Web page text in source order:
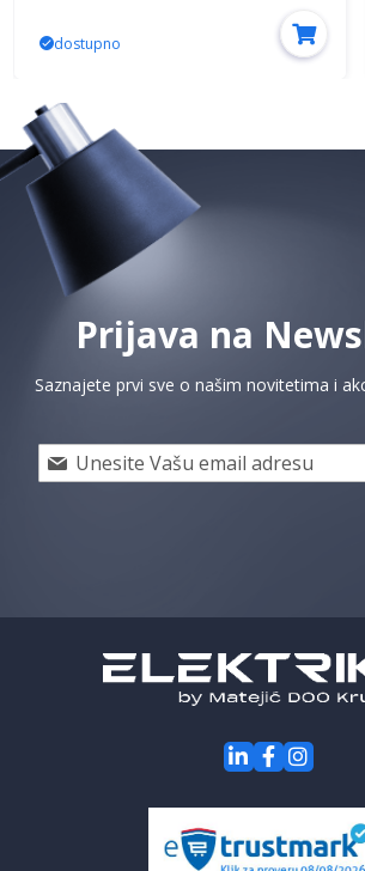
dostupno
Prijava na
Saznajete prvi sve o našim novitetima i
Prijavi
se
akcije